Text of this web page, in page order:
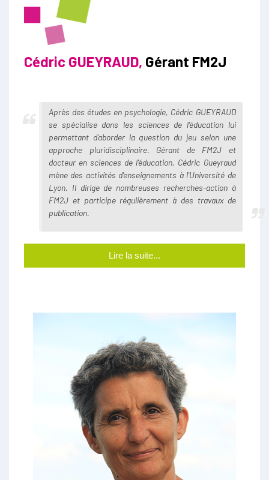
Cédric GUEYRAUD, Gérant FM2J
Après des études en psychologie, Cédric GUEYRAUD
se spécialise dans les sciences de l'éducation lui
permettant d'aborder la question du jeu selon une
approche pluridisciplinaire. Gérant de FM2J et
docteur en sciences de l'éducation, Cédric Gueyraud
mène des activités d'enseignements à l'Université de
Lyon. Il dirige de nombreuses recherches-action à
FM2J et participe régulièrement à des travaux de
publication.
Lire la suite...